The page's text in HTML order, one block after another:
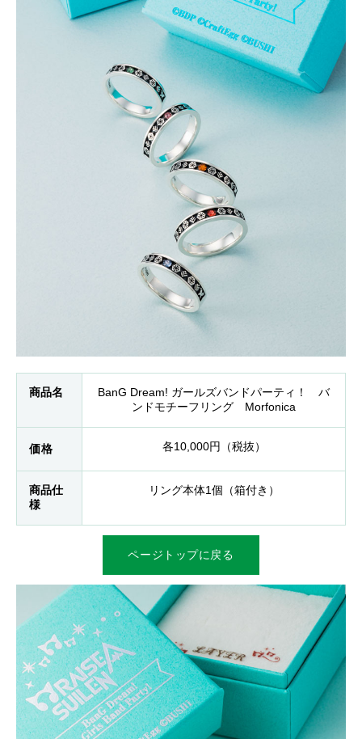
商品名
BanG Dream! ガールズバンドパーティ！ バ
ンドモチーフリング Morfonica
価格 各10,000円（税抜）
商品仕
様
リング本体1個（箱付き）
ページトップに戻る